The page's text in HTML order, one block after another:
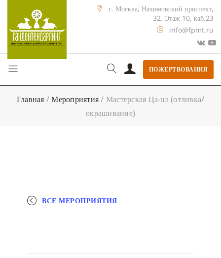
г. Москва, Нахимовский проспект,
32. Этаж 10, каб.23
info@fpmt.ru
ПОЖЕРТВОВАНИЯ
Главная /Мероприятия/ Мастерская Ца-ца (отливка/
окрашивание)
ВСЕ МЕРОПРИЯТИЯ